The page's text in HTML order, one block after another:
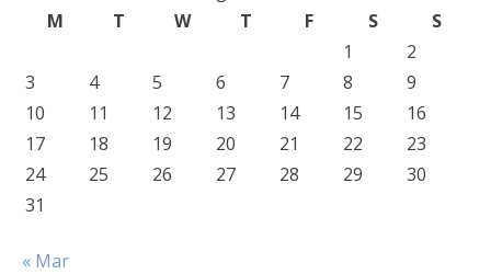
M
T W T F S
S
1
2
3
4 5 6 7 8
9
10
11 12 13 14 15
16
17
18 19 20 21 22
23
24
25 26 27 28 29
30
31
« Mar